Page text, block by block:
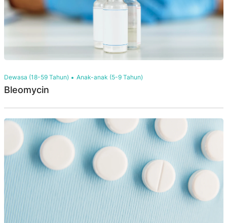
Dewasa (18-59 Tahun) Anak-anak (5-9 Tahun)
Bleomycin